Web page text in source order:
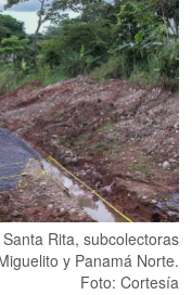
Rita, subcolectoras
y Panamá Norte.
Foto: Cortesía